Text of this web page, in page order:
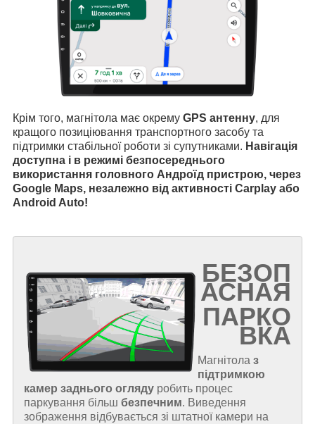
Крім того, магнітола має окрему GPS антенну, для
кращого позиціювання транспортного засобу та
підтримки стабільної роботи зі супутниками. Навігація
доступна і в режимі безпосереднього
використання головного Андроїд пристрою, через
Google Maps, незалежно від активності Carplay або
Android Auto!
БЕЗОП
АСНАЯ
ПАРКО
ВКА
Магнітола з
підтримкою
камер заднього огляду робить процес
паркування більш безпечним. Виведення
зображення відбувається зі штатної камери на